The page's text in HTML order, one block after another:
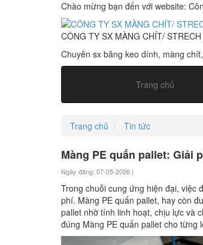
Chào mừng bạn đến với website:
CÔNG TY SX MÀNG CHÍT/
Chuyên sx băng keo dính, màng
Trang chủ
Trang chủ Tin tức
Màng PE quấn pallet: Giải
Ngày đăng: 07-05-2026 |
Trong chuỗi cung ứng hiện đại, việc
phí. Màng PE quấn pallet, hay còn
pallet nhờ tính linh hoạt, chịu lực và
đúng Màng PE quấn pallet cho từng